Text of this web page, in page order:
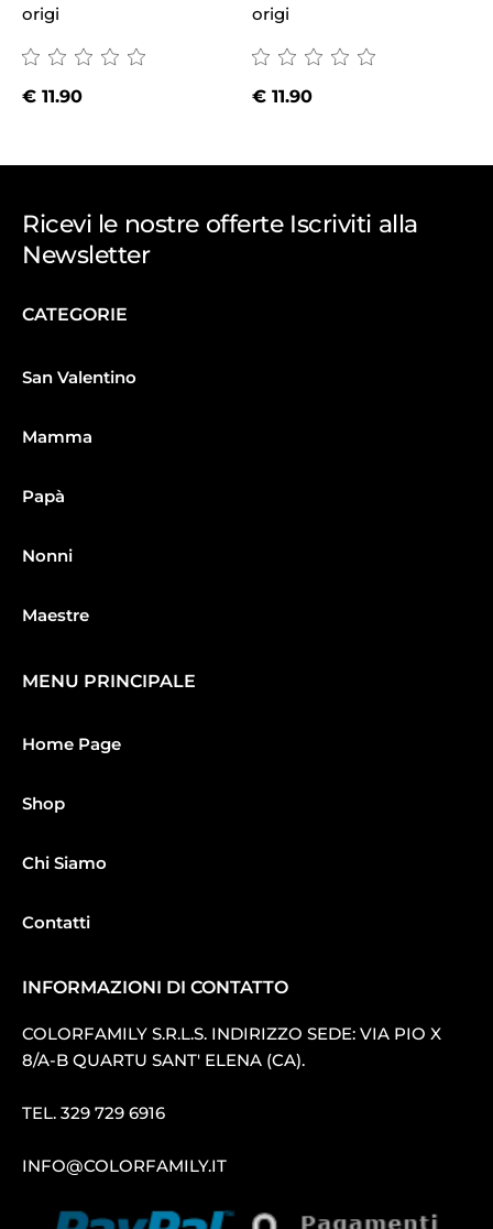
origi
€11.90
origi
€ 11.90
Ricevi le nostre offerte Iscriviti alla
Newsletter
CATEGORIE
San Valentino
Mamma
Papà
Nonni
Maestre
MENU PRINCIPALE
Home Page
Shop
Chi Siamo
Contatti
INFORMAZIONI DI CONTATTO
COLORFAMILY S.R.L.S. INDIRIZZO SEDE: VIA PIO X
8/A-B QUARTU SANT′ ELENA (CA).
TEL. 329 729 6916
INFO@COLORFAMILY.IT